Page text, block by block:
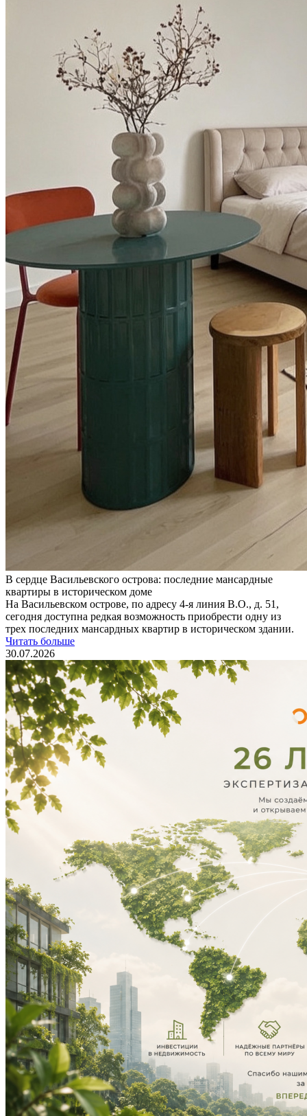
В сердце Васильевского острова: последние мансардные
квартиры в историческом доме
На Васильевском острове, по адресу 4-я линия В.О., д. 51,
сегодня доступна редкая возможность приобрести одну из
трех последних мансардных квартир в историческом здании.
Читать больше
30.07.2026